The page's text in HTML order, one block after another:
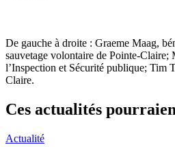
De gauche à droite : Graeme Maag,
sauvetage volontaire de Pointe-Claire;
l’Inspection et Sécurité publique; Tim
Claire.
Ces actualités
Actualité